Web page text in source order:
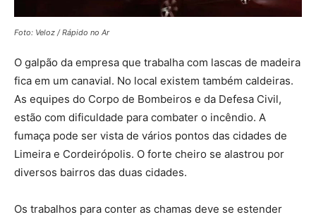
Foto: Veloz / Rápido no Ar
O galpão da empresa que trabalha com lascas de madeira
fica em um canavial. No local existem também caldeiras.
As equipes do Corpo de Bombeiros e da Defesa Civil,
estão com dificuldade para combater o incêndio. A
fumaça pode ser vista de vários pontos das cidades de
Limeira e Cordeirópolis. O forte cheiro se alastrou por
diversos bairros das duas cidades.
Os trabalhos para conter as chamas deve se estender